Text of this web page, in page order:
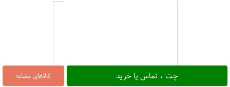
کالاهای مشابه چت ، تماس یا خرید